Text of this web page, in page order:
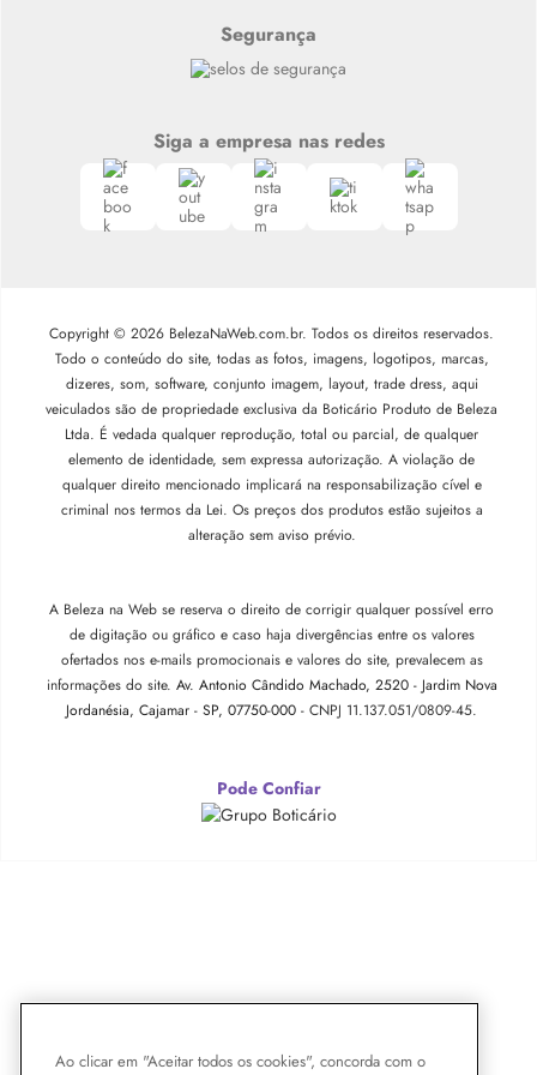
Segurança
Siga a empresa nas redes
Copyright © 2026 BelezaNaWeb.com.br. Todos os direitos reservados.
Todo o conteúdo do site, todas as fotos, imagens, logotipos, marcas,
dizeres, som, software, conjunto imagem, layout, trade dress, aqui
veiculados são de propriedade exclusiva da Boticário Produto de Beleza
Ltda. É vedada qualquer reprodução, total ou parcial, de qualquer
elemento de identidade, sem expressa autorização. A violação de
qualquer direito mencionado implicará na responsabilização cível e
criminal nos termos da Lei. Os preços dos produtos estão sujeitos a
alteração sem aviso prévio.
A Beleza na Web se reserva o direito de corrigir qualquer possível erro
de digitação ou gráfico e caso haja divergências entre os valores
ofertados nos e-mails promocionais e valores do site, prevalecem as
informações do site. Av. Antonio Cândido Machado, 2520 - Jardim Nova
Jordanésia, Cajamar - SP, 07750-000 - CNPJ 11.137.051/0809-45.
Pode Confiar
Ao clicar em "Aceitar todos os cookies", concorda com o